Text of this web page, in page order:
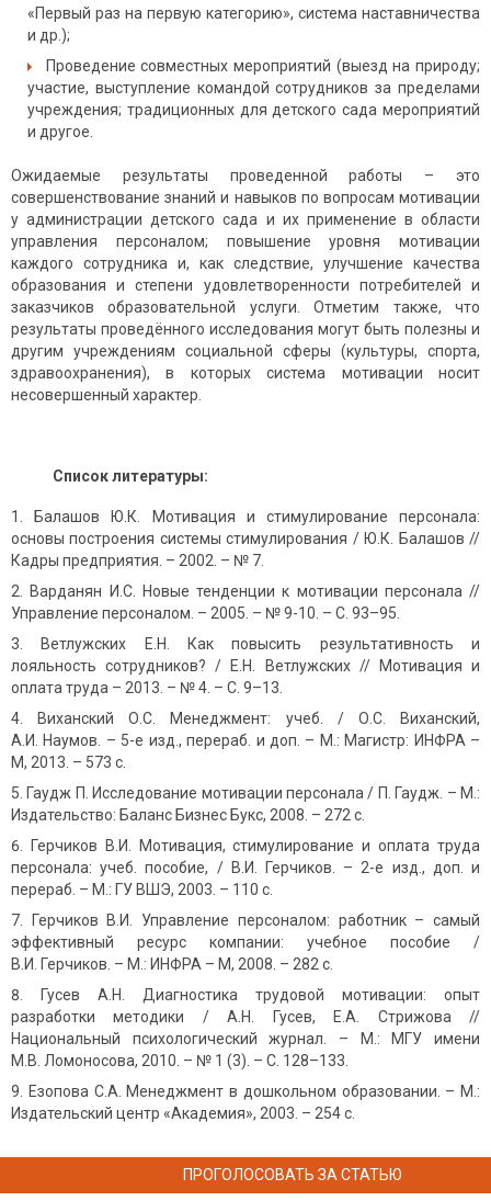
«Первый раз на первую категорию», система наставничества
и др.);
Проведение совместных мероприятий (выезд на природу;
участие, выступление командой сотрудников за пределами
учреждения; традиционных для детского сада мероприятий
и другое.
Ожидаемые результаты проведенной работы – это
совершенствование знаний и навыков по вопросам мотивации
у администрации детского сада и их применение в области
управления персоналом; повышение уровня мотивации
каждого сотрудника и, как следствие, улучшение качества
образования и степени удовлетворенности потребителей и
заказчиков образовательной услуги. Отметим также, что
результаты проведённого исследования могут быть полезны и
другим учреждениям социальной сферы (культуры, спорта,
здравоохранения), в которых система мотивации носит
несовершенный характер.
Список литературы:
Балашов Ю.К. Мотивация и стимулирование персонала:
основы построения системы стимулирования / Ю.К. Балашов //
Кадры предприятия. – 2002. – № 7.
Варданян И.С. Новые тенденции к мотивации персонала //
Управление персоналом. – 2005. – № 9-10. – С. 93–95.
Ветлужских Е.Н. Как повысить результативность и
лояльность сотрудников? / Е.Н. Ветлужских // Мотивация и
оплата труда – 2013. – № 4. – С. 9–13.
Виханский О.С. Менеджмент: учеб. / О.С. Виханский,
А.И. Наумов. – 5-е изд., перераб. и доп. – М.: Магистр: ИНФРА –
М, 2013. – 573 с.
Гаудж П. Исследование мотивации персонала / П. Гаудж. – М.:
Издательство: Баланс Бизнес Букс, 2008. – 272 с.
Герчиков В.И. Мотивация, стимулирование и оплата труда
персонала: учеб. пособие, / В.И. Герчиков. – 2-е изд., доп. и
перераб. – М.: ГУ ВШЭ, 2003. – 110 с.
Герчиков В.И. Управление персоналом: работник – самый
эффективный ресурс компании: учебное пособие /
В.И. Герчиков. – М.: ИНФРА – М, 2008. – 282 с.
Гусев А.Н. Диагностика трудовой мотивации: опыт
разработки методики / А.Н. Гусев, Е.А. Стрижова //
Национальный психологический журнал. – М.: МГУ имени
М.В. Ломоносова, 2010. – № 1 (3). – С. 128–133.
Езопова С.А. Менеджмент в дошкольном образовании. – М.:
Издательский центр «Академия», 2003. – 254 с.
ПРОГОЛОСОВАТЬ ЗА СТАТЬЮ